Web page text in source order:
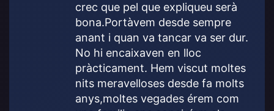
crec que pel que expliqueu serà
bona.Portàvem desde sempre
anant i quan va tancar va ser dur.
No hi encaixaven en lloc
pràcticament. Hem viscut moltes
nits meravelloses desde fa molts
anys,moltes vegades érem com